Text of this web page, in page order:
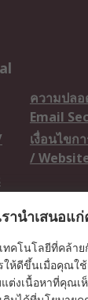
ความปล
Email
เงื่อนไขก
/
ข่าวประช
Centre
านำเสนอแ
ทคโนโลยีที่คล้า
ห้ดีขึ้นเมื่อคุณใช้
ต่งเนื้อหาที่คุณเ